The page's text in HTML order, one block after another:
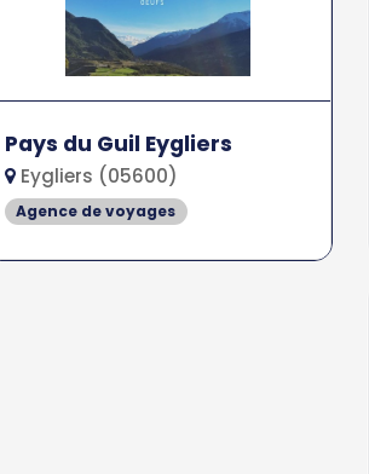
Pays du Guil Eygliers
Eygliers (05600)
Agence de voyages